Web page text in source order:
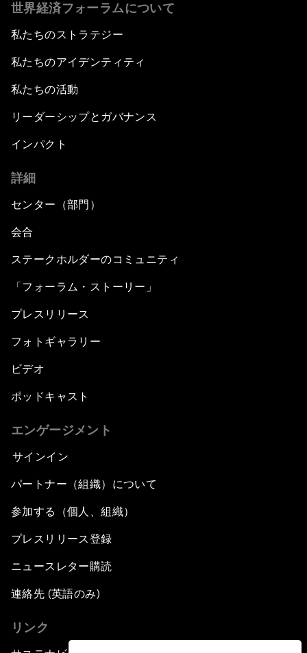
世界経済フォーラムについて
私たちのストラテジー
私たちのアイデンティティ
私たちの活動
リーダーシップとガバナンス
インパクト
詳細
センター（部門）
会合
ステークホルダーのコミュニティ
「フォーラム・ストーリー」
プレスリリース
フォトギャラリー
ビデオ
ポッドキャスト
エンゲージメント
サインイン
パートナー（組織）について
参加する（個人、組織）
プレスリリース登録
ニュースレター購読
連絡先 (英語のみ)
リンク